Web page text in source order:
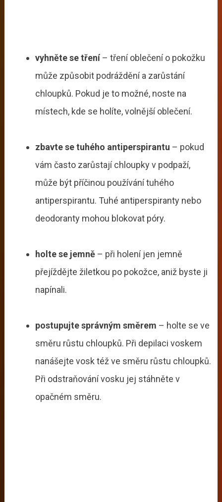
vyhněte se tření– tření oblečení o pokožku
může způsobit podráždění a zarůstání
chloupků. Pokud je to možné, noste na
místech, kde se holíte, volnější oblečení.
zbavte se tuhého antiperspirantu – pokud
vám často zarůstají chloupky v podpaží,
může být příčinou používání tuhého
antiperspirantu. Tuhé antiperspiranty nebo
deodoranty mohou blokovat póry.
holte se jemně– při holení jen jemně
přejíždějte žiletkou po pokožce, aniž byste ji
napínali.
postupujte správným směrem – holte se ve
směru růstu chloupků. Při depilaci voskem
nanášejte vosk též ve směru růstu chloupků.
Při odstraňování vosku jej stáhněte v
opačném směru.